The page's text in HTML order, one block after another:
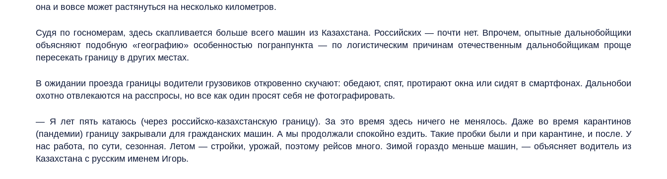
она и вовсе может растянуться на несколько километров.
Судя по госномерам, здесь скапливается больше всего машин из Казахстана. Российских — почти нет. Впрочем, опытные дальнобойщики
объясняют подобную «географию» особенностью погранпункта — по логистическим причинам отечественным дальнобойщикам проще
пересекать границу в других местах.
В ожидании проезда границы водители грузовиков откровенно скучают: обедают, спят, протирают окна или сидят в смартфонах. Дальнобои
охотно отвлекаются на расспросы, но все как один просят себя не фотографировать.
— Я лет пять катаюсь (через российско-казахстанскую границу). За это время здесь ничего не менялось. Даже во время карантинов
(пандемии) границу закрывали для гражданских машин. А мы продолжали спокойно ездить. Такие пробки были и при карантине, и после. У
нас работа, по сути, сезонная. Летом — стройки, урожай, поэтому рейсов много. Зимой гораздо меньше машин, — объясняет водитель из
Казахстана с русским именем Игорь.